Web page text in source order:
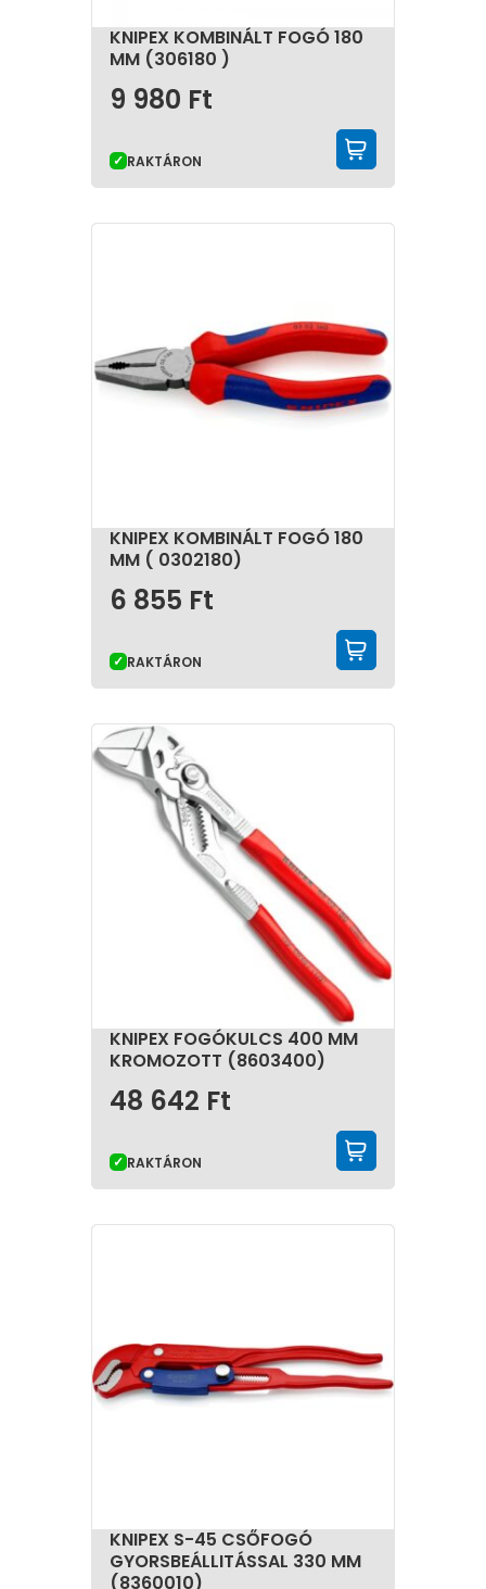
KNIPEX KOMBINÁLT FOGÓ 180
MM (306180 )
9 980 Ft
RAKTÁRON
KNIPEX KOMBINÁLT FOGÓ 180
MM ( 0302180)
6 855 Ft
RAKTÁRON
KNIPEX FOGÓKULCS 400 MM
KROMOZOTT (8603400)
48 642 Ft
RAKTÁRON
KNIPEX S-45 CSŐFOGÓ
GYORSBEÁLLITÁSSAL 330 MM
(8360010)